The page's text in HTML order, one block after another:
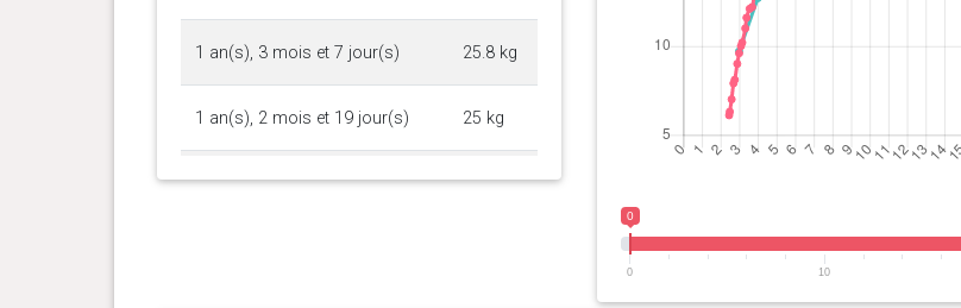
1 an(s), 3 mois et 7 jour(s) 25.8 kg
1 an(s), 2 mois et 19 jour(s) 25 kg
1 an(s), 2 mois et 9 jour(s) 25.1 kg
0
0 10